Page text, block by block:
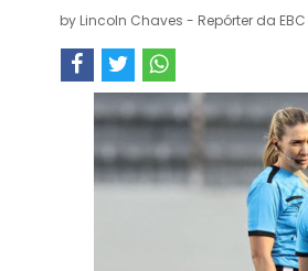
by Lincoln Chaves - Repórter da EBC